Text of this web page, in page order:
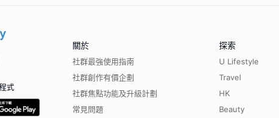
式
關於
社群最強使用指南
社群創作有價企劃
社群焦點功能及升級計劃
常見問題
探索
U Lifestyle
Travel
HK
Beauty